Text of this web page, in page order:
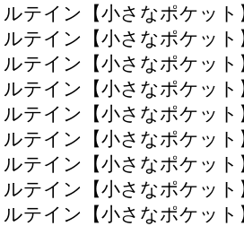
ルテイン【小さなポケッ
ルテイン【小さなポケッ
ルテイン【小さなポケッ
ルテイン【小さなポケッ
ルテイン【小さなポケッ
ルテイン【小さなポケッ
ルテイン【小さなポケッ
ルテイン【小さなポケッ
ルテイン【小さなポケッ